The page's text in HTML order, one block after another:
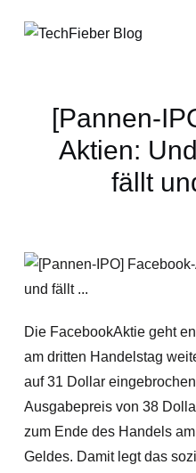
[Pannen-
Aktien:
fällt
Die FacebookAktie geht
am dritten Handelstag
auf 31 Dollar
Ausgabepreis von 38
zum Ende des Handels
Geldes. Damit legt das